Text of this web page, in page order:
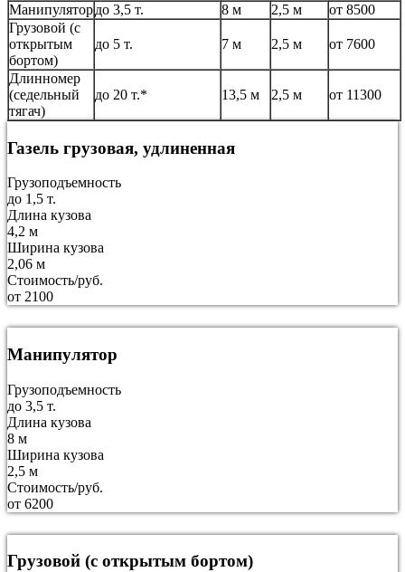
Манипулятордо 3,5 т. 8 м 2,5 м
от 8500
Грузовой (с
открытым
бортом)
до 5 т. 7 м 2,5 м от 7600
Длинномер
(седельный
тягач)
до 20 т.* 13,5 м 2,5 м от 11300
Газель грузовая, удлиненная
Грузоподъемность
до 1,5 т.
Длина кузова
4,2 м
Ширина кузова
2,06 м
Стоимость/руб.
от 2100
Манипулятор
Грузоподъемность
до 3,5 т.
Длина кузова
8 м
Ширина кузова
2,5 м
Стоимость/руб.
от 6200
Грузовой (с открытым бортом)